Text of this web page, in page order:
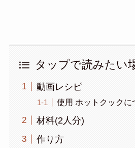
タップで読みたい
動画レシピ
使用 ホットクックに
材料(2人分)
作り方